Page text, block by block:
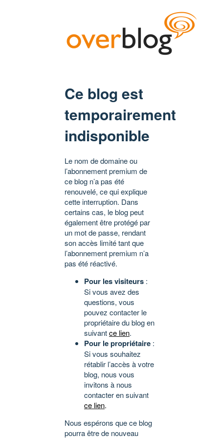
Ce blog est
temporairement
indisponible
Le nom de domaine ou
l’abonnement premium de
ce blog n’a pas été
renouvelé, ce qui explique
cette interruption. Dans
certains cas, le blog peut
également être protégé par
un mot de passe, rendant
son accès limité tant que
l’abonnement premium n’a
pas été réactivé.
Pour les visiteurs :
Si vous avez des
questions, vous
pouvez contacter le
propriétaire du blog en
suivantce lien.
Pour le propriétaire :
Si vous souhaitez
rétablir l’accès à votre
blog, nous vous
invitons à nous
contacter en suivant
ce lien.
Nous espérons que ce blog
pourra être de nouveau